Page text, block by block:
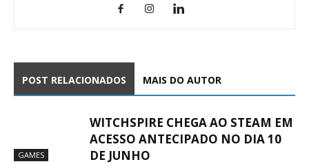
POST RELACIONADOS MAIS DO AUTOR
GAMES
WITCHSPIRE CHEGA AO STEAM EM
ACESSO ANTECIPADO NO DIA 10
DE JUNHO